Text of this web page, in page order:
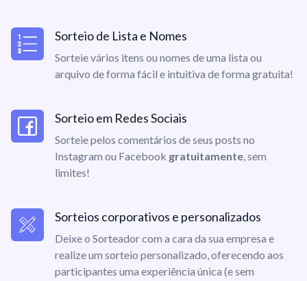
Sorteio de Lista e Nomes
Sorteie vários itens ou nomes de uma lista ou
arquivo de forma fácil e intuitiva de forma gratuita!
Sorteio em Redes Sociais
Sorteie pelos comentários de seus posts no
Instagram ou Facebook gratuitamente, sem
limites!
Sorteios corporativos e personalizados
Deixe o Sorteador com a cara da sua empresa e
realize um sorteio personalizado, oferecendo aos
participantes uma experiência única (e sem